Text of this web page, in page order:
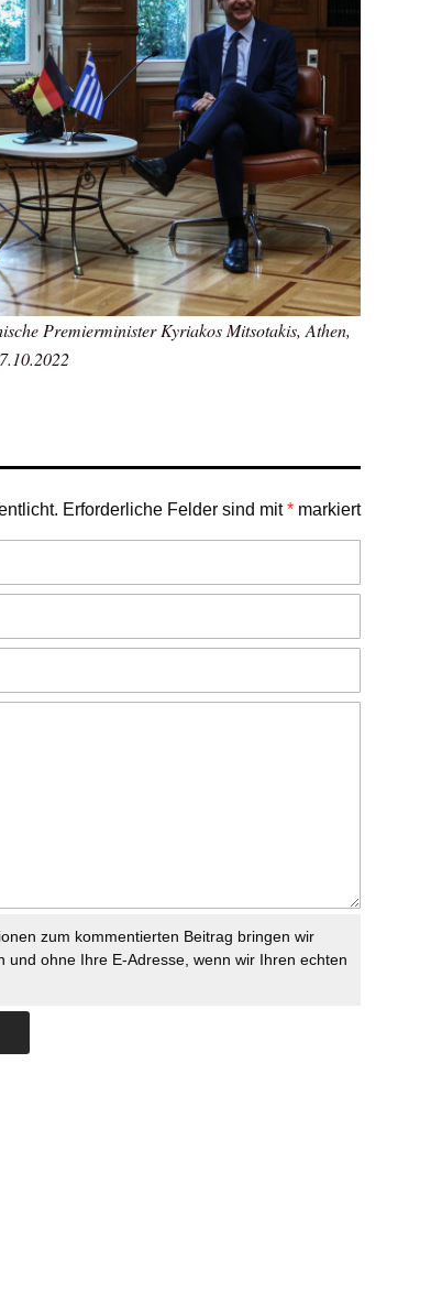
Premierminister Kyriakos Mitsotakis, Athen,
Erforderliche Felder sind mit* markiert
zum kommentierten Beitrag bringen wir
ohne Ihre E-Adresse, wenn wir Ihren echten